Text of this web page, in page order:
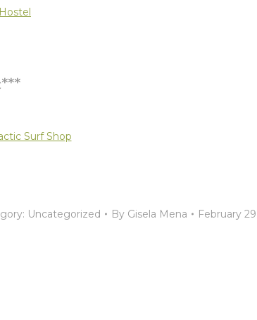
Surf Shop
Uncategorized By Gisela Mena February